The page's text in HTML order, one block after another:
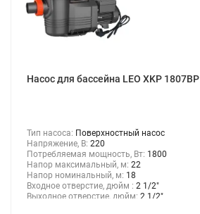
Насос для бассейна LEO XKP 1807BP
Тип насоса: Поверхностный насос
Напряжение, В: 220
Потребляемая мощность, Вт: 1800
Напор максимальный, м: 22
Напор номинальный, м: 18
Входное отверстие, дюйм : 2 1/2"
Выходное отверстие, дюйм: 2 1/2"